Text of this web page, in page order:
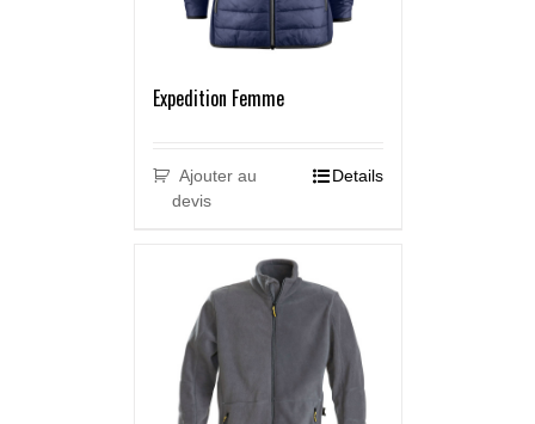
Expedition Femme
Ajouter au
devis
Details